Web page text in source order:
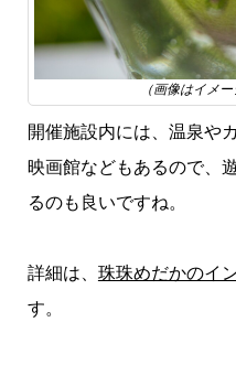
（画像はイメ
開催施設内には、温泉や
映画館などもあるので、
るのも良いですね。
詳細は、 珠珠めだかのイ
す。